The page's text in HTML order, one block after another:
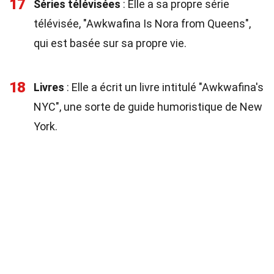
17 Séries télévisées : Elle a sa propre série
télévisée, "Awkwafina Is Nora from Queens",
qui est basée sur sa propre vie.
18 Livres : Elle a écrit un livre intitulé "Awkwafina's
NYC", une sorte de guide humoristique de New
York.